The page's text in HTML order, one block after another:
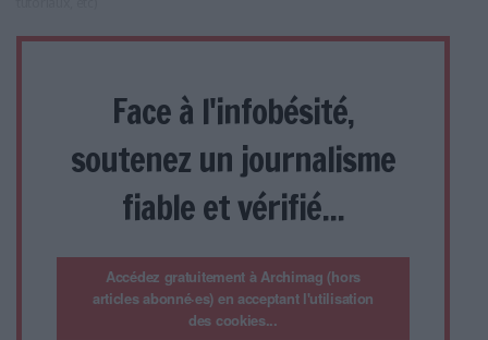
Face à l'infobésité,
soutenez un journalisme
fiable et vérifié...
Accédez gratuitement à Archimag (hors
articles abonné·es) en acceptant l'utilisation
des cookies...